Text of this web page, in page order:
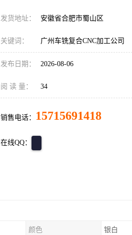
发货地址： 安徽省合肥市蜀山区
关键词： 广州车铣复合CNC加工公司
发布日期： 2026-08-06
阅 读 量： 34
销售电话： 15715691418
在线QQ：
颜色 银白